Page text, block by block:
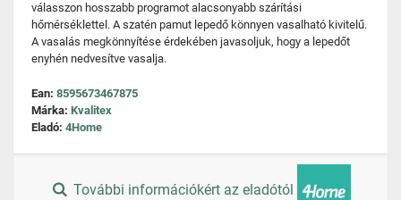
válasszon hosszabb programot alacsonyabb szárítási
hőmérséklettel. A szatén pamut lepedő könnyen vasalható kivitelű.
A vasalás megkönnyítése érdekében javasoljuk, hogy a lepedőt
enyhén nedvesítve vasalja.
Ean: 8595673467875
Márka: Kvalitex
Eladó: 4Home
További információkért az eladótól